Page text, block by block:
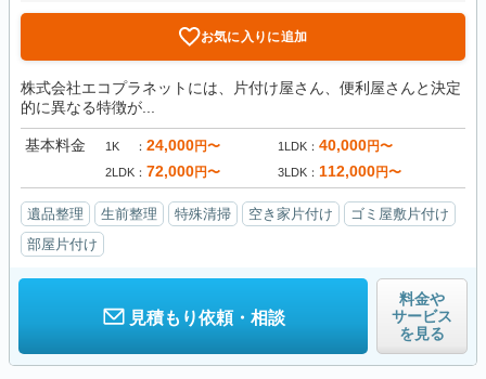
お気に入りに追加
株式会社エコプラネットには、片付け屋さん、便利屋さんと決定
的に異なる特徴が...
基本料金 1K 24,000円〜 1LDK 40,000円〜
2LDK 72,000円〜 3LDK 112,000円〜
遺品整理 生前整理 特殊清掃 空き家片付け
ゴミ屋敷片付け
部屋片付け
見積もり依頼・相談
料金や
サービス
を見る